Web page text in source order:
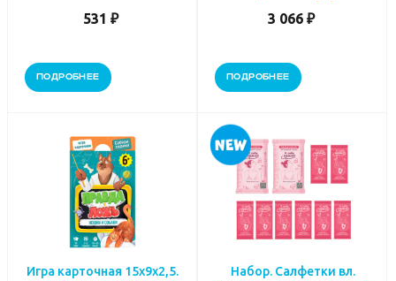
531 ₽
ПОДРОБНЕЕ
3 066 ₽
ПОДРОБНЕЕ
Игра карточная 15х9х2,5.
Набор. Салфетки вл.